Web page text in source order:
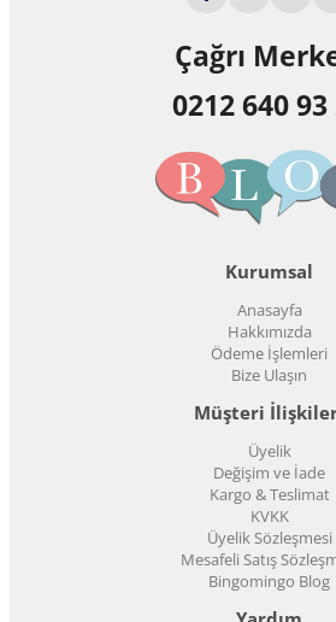
Çağrı
0212 640 93
Kurumsal
Anasayfa
Hakkımızda
Ödeme İşlemleri
Bize Ulaşın
Müşteri
Üyelik
Değişim ve İade
Kargo & Teslimat
KVKK
Üyelik Sözleşmesi
Mesafeli Satış
Bingomingo Blog